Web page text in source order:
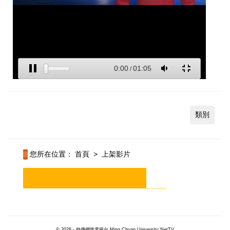
類別
您所在位置： 首頁 > 上架影片